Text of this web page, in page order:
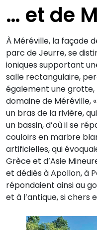
… et de
À Méréville, la façade
parc de Jeurre, se
ioniques supportant
salle rectangulaire,
également une grotte,
domaine de Méréville,
un bras de la rivière,
un bassin, d’où il se
couloirs en marbre
artificielles, qui
Grèce et d’Asie
et dédiés à Apollon, à
répondaient ainsi au
et à l’antique, si chers